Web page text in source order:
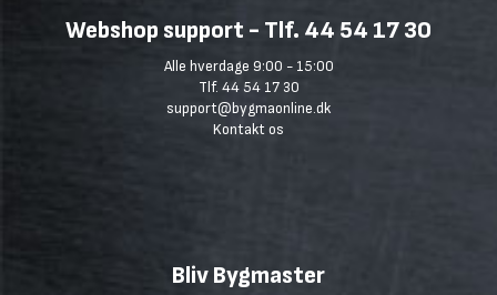
Webshop support - Tlf. 44 54 17 30
Alle hverdage 9:00 - 15:00
Tlf. 44 54 17 30
support@bygmaonline.dk
Kontakt os
Bliv Bygmaster